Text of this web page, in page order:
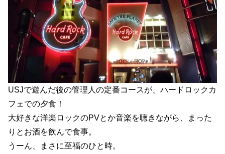
USJで遊んだ後の管理人の定番コースが、ハードロックカ
フェでの夕食！
大好きな洋楽ロックのPVとか音楽を聴きながら、まった
りとお酒を飲んで食事。
うーん、まさに至福のひと時。